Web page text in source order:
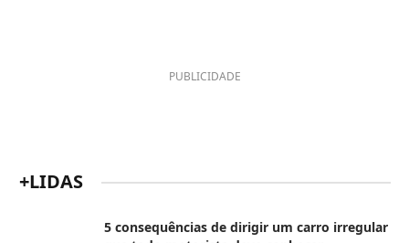
PUBLICIDADE
+LIDAS
5 consequências de dirigir um carro irregular